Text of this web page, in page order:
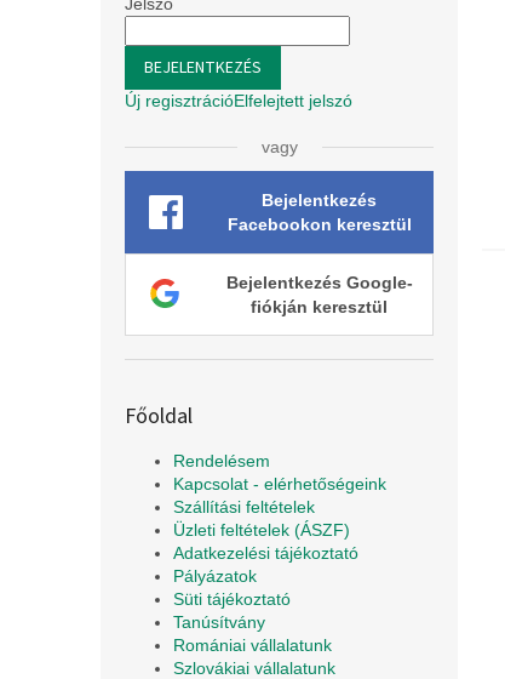
BEJELENTKEZÉS
Új regisztrációElfelejtett jelszó
vagy
Bejelentkezés
Facebookon keresztül
Bejelentkezés Google-
fiókján keresztül
Főoldal
Rendelésem
Kapcsolat - elérhetőségeink
Szállítási feltételek
Üzleti feltételek (ÁSZF)
Adatkezelési tájékoztató
Pályázatok
Süti tájékoztató
Tanúsítvány
Romániai vállalatunk
Szlovákiai vállalatunk